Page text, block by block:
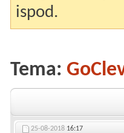
ispod.
Tema:
25-08-2018 16:17